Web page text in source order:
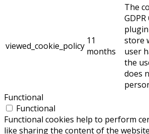
viewed_cookie_policy 11
months
The
store
user
the
does
Functional
Functional
Functional cookies help to perform
like sharing the content of the